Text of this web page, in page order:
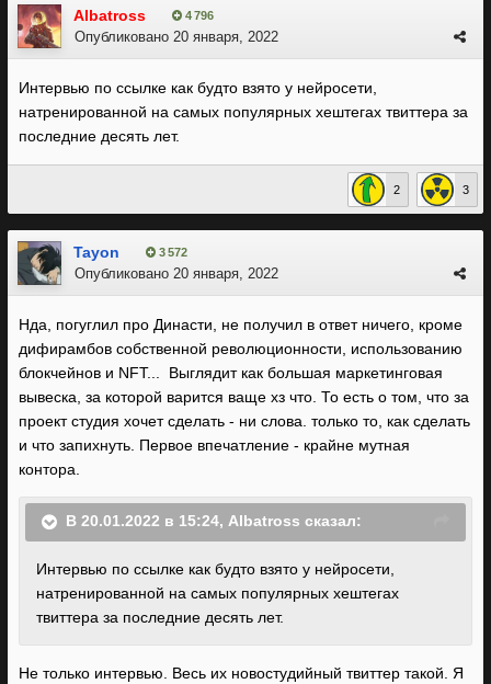
Albatross 4 796
Опубликовано 20 января, 2022
Интервью по ссылке как будто взято у нейросети,
натренированной на самых популярных хештегах твиттера за
последние десять лет.
2 3
Tayon 3 572
Опубликовано 20 января, 2022
Нда, погуглил про Династи, не получил в ответ ничего, кроме
дифирамбов собственной революционности, использованию
блокчейнов и NFT... Выглядит как большая маркетинговая
вывеска, за которой варится ваще хз что. То есть о том, что за
проект студия хочет сделать - ни слова. только то, как сделать
и что запихнуть. Первое впечатление - крайне мутная
контора.
В 20.01.2022 в 15:24, Albatross сказал:
Интервью по ссылке как будто взято у нейросети,
натренированной на самых популярных хештегах
твиттера за последние десять лет.
Не только интервью. Весь их новостудийный твиттер такой. Я